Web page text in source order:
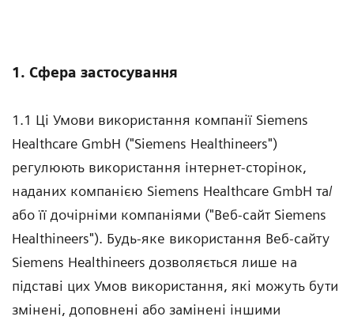
1. Сфера застосування
1.1 Ці Умови використання компанії Siemens
Healthcare GmbH ("Siemens Healthineers")
регулюють використання інтернет-сторінок,
наданих компанією Siemens Healthcare GmbH та/
або її дочірніми компаніями ("Веб-сайт Siemens
Healthineers"). Будь-яке використання Веб-сайту
Siemens Healthineers дозволяється лише на
підставі цих Умов використання, які можуть бути
змінені, доповнені або замінені іншими